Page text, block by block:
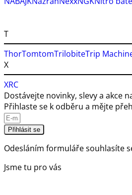
T
ThorTomtomTrilobiteTrip
X
XRC
Dostávejte novinky, slevy a akce
Přihlaste se k odběru a mějte
Přihlásit se
Odesláním formuláře souhlasíte
Jsme tu pro vás